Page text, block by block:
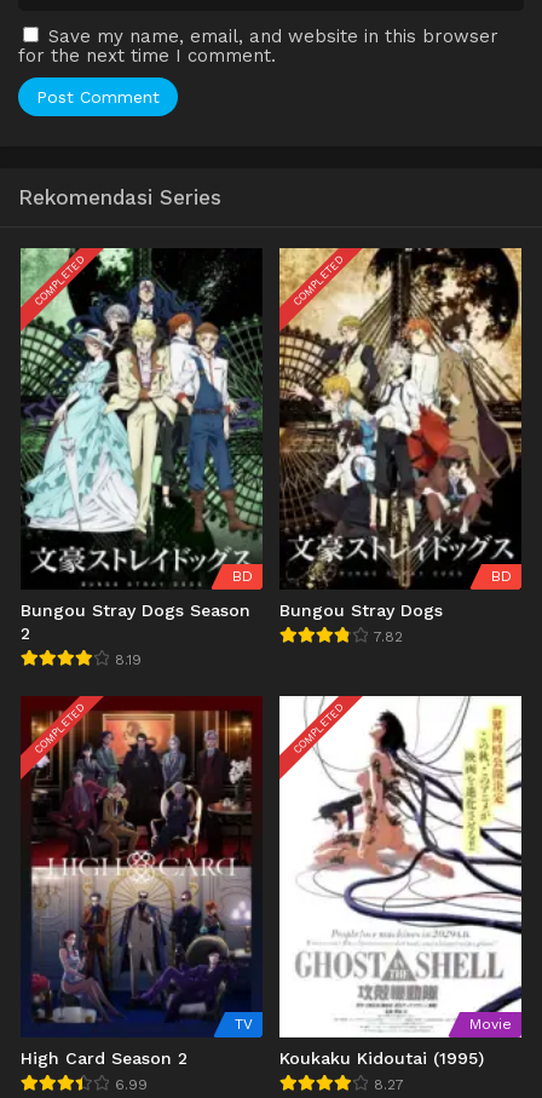
Save my name, email, and website in this browser
for the next time I comment.
Rekomendasi Series
COMPLETED
BD
Bungou Stray Dogs Season
2
8.19
COMPLETED
BD
Bungou Stray Dogs
7.82
COMPLETED
TV
High Card Season 2
6.99
COMPLETED
Movie
Koukaku Kidoutai (1995)
8.27